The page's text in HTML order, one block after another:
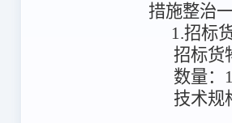
措施整治
1.招标
招标货
数量：
技术规